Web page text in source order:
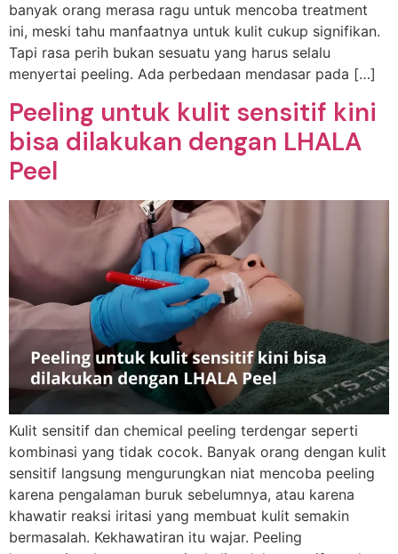
banyak orang merasa ragu untuk mencoba treatment
ini, meski tahu manfaatnya untuk kulit cukup signifikan.
Tapi rasa perih bukan sesuatu yang harus selalu
menyertai peeling. Ada perbedaan mendasar pada […]
Peeling untuk kulit sensitif kini
bisa dilakukan dengan LHALA
Peel
Kulit sensitif dan chemical peeling terdengar seperti
kombinasi yang tidak cocok. Banyak orang dengan kulit
sensitif langsung mengurungkan niat mencoba peeling
karena pengalaman buruk sebelumnya, atau karena
khawatir reaksi iritasi yang membuat kulit semakin
bermasalah. Kekhawatiran itu wajar. Peeling